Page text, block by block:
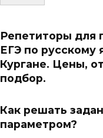
Репетиторы для
ЕГЭ по русскому
Кургане. Цены,
подбор.
Как решать
параметром?